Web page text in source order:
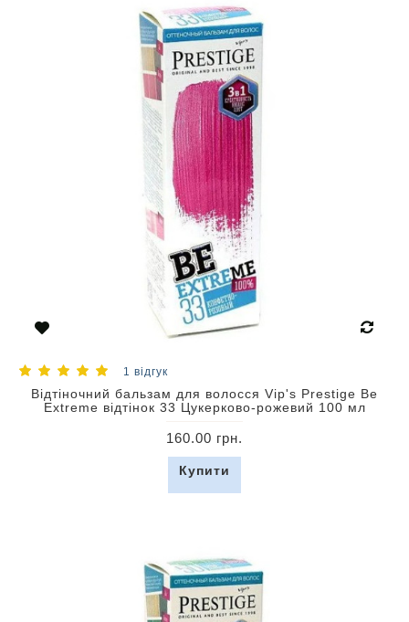
1 відгук
Відтіночний бальзам для волосся Vip's Prestige Be
Extreme відтінок 33 Цукерково-рожевий 100 мл
160.00 грн.
Купити